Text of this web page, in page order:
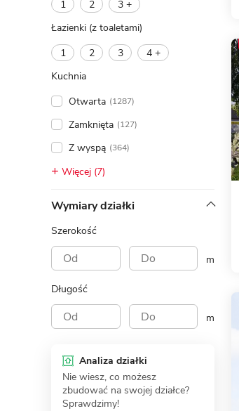
1
2
3 +
Łazienki (z toaletami)
1
2 3
4 +
Kuchnia
Otwarta (1287)
Zamknięta (127)
Z wyspą (364)
Więcej (7)
Wymiary działki
Szerokość
m
Długość
m
Analiza działki
Nie wiesz, co możesz
zbudować na swojej działce?
Sprawdzimy!